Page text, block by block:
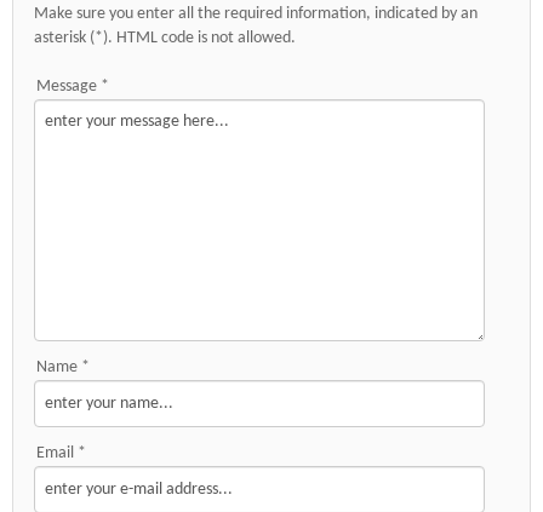
Make sure you enter all the required information, indicated by an
asterisk (*). HTML code is not allowed.
Message *
Name *
Email *